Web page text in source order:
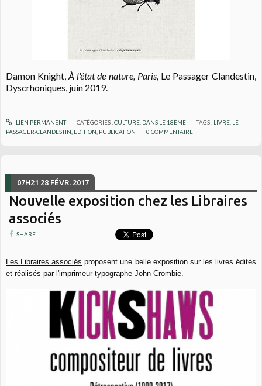
Damon Knight,À l'état de nature, Paris, Le Passager Clandestin,
Dyscrhoniques, juin 2019.
LIEN PERMANENT CATÉGORIES :CULTURE, DANS LE 18ÈME TAGS : LIVRE LE-
PASSAGER-CLANDESTIN EDITION PUBLICATION 0 COMMENTAIRE
07H21 28 FÉVR. 2017
Nouvelle exposition chez les Libraires
associés
SHARE
Les Libraires associés proposent une belle exposition sur les livres édités
et réalisés par l'imprimeur-typographeJohn Crombie